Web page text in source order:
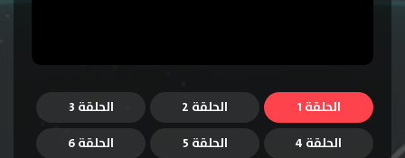
الحلقة 1 الحلقة 2
الحلقة 3
الحلقة 4
الحلقة 5 الحلقة 6